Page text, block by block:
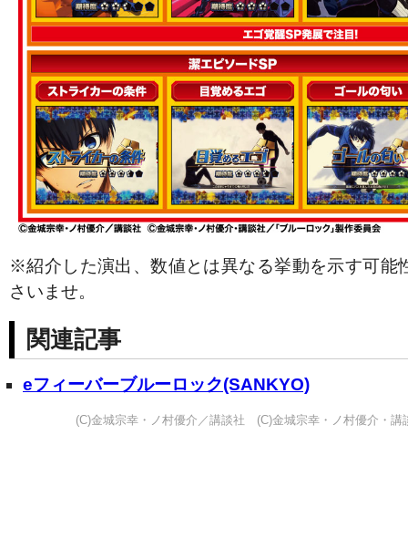
※紹介した演出、数値とは異なる挙動を示す可能
さいませ。
関連記事
eフィーバーブルーロック(SANKYO)
(C)金城宗幸・ノ村優介／講談社 (C)金城宗幸・ノ村優介・講